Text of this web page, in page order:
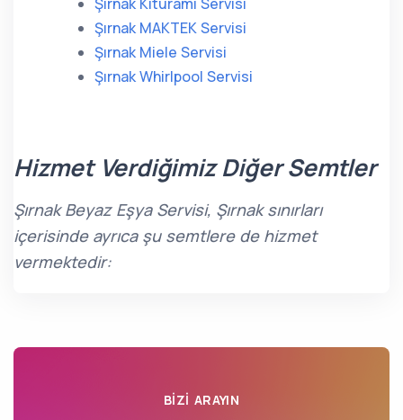
Şırnak MAKTEK Servisi
Şırnak Miele Servisi
Şırnak Whirlpool Servisi
Hizmet Verdiğimiz Diğer Semtler
Şırnak Beyaz Eşya Servisi, Şırnak sınırları
içerisinde ayrıca şu semtlere de hizmet
vermektedir:
BIZI ARAYIN